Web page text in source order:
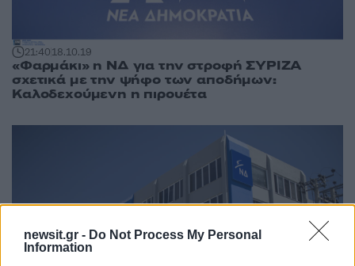
newsit.gr - Do Not Process My Personal
Information
21:4018.10.19
«Φαρμάκι» η ΝΔ για την στροφή ΣΥΡΙΖΑ
σχετικά με την ψήφο των αποδήμων:
Καλοδεχούμενη η πιρουέτα